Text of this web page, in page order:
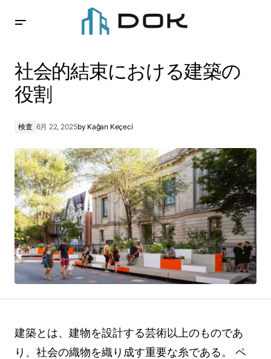
社会的結束における建築の
役割
検査 6月 22, 2025by Kağan Keçeci
建築とは、建物を設計する芸術以上のものであ
り、社会の織物を織り成す重要な糸である。 ペ